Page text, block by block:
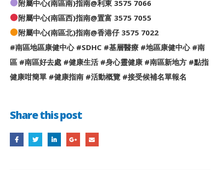
附屬中心(南區南)指南@利東 3575 7066
附屬中心(南區西)指南@置富 3575 7055
附屬中心(南區北)指南@香港仔 3575 7022
#南區地區康健中心 #SDHC #基層醫療 #地區康健中心 #南
區 #南區好去處 #健康生活 #身心靈健康 #南區新地方 #點指
健康咁簡單 #健康指南 #活動概覽 #接受候補名單報名
Share this post